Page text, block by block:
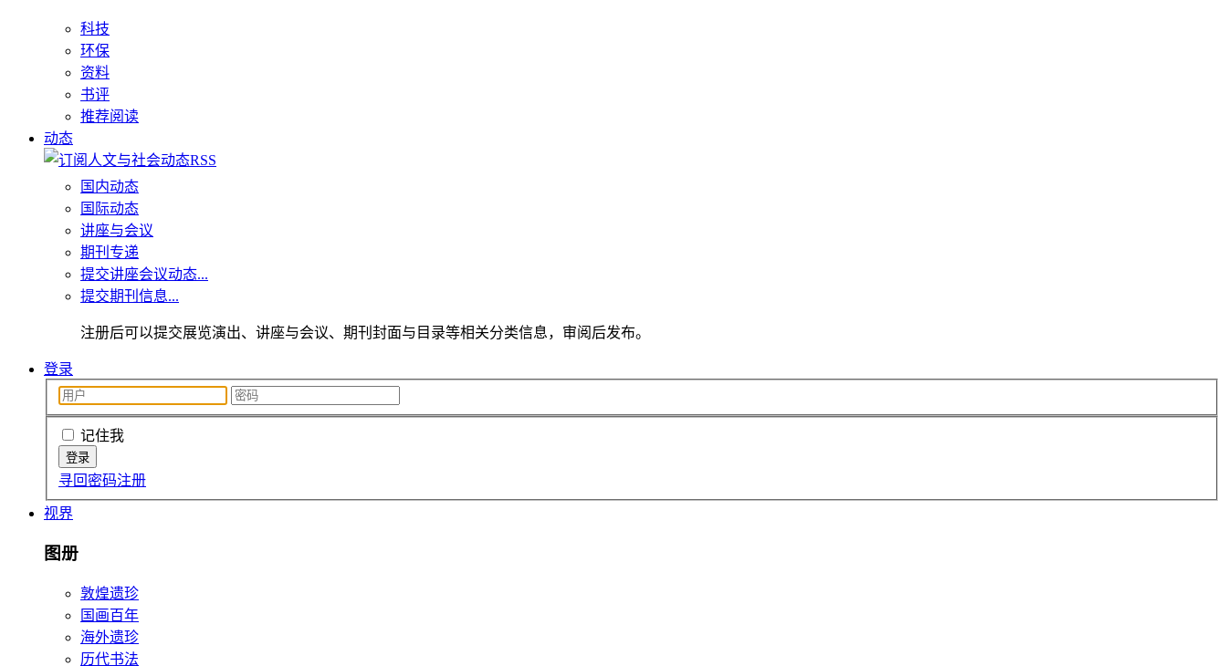
科技
环保
资料
书评
推荐阅读
动态
国内动态
国际动态
讲座与会议
期刊专递
提交讲座会议动态...
提交期刊信息...
注册后可以提交展览演出、讲座与会议、期刊封面与目录等相关分类信息，审阅后发布。
登录
记住我
寻回密码注册
视界
图册
敦煌遗珍
国画百年
海外遗珍
历代书法